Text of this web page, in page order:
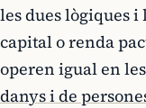
les dues lògiques i
capital o renda
operen igual en
danys i de